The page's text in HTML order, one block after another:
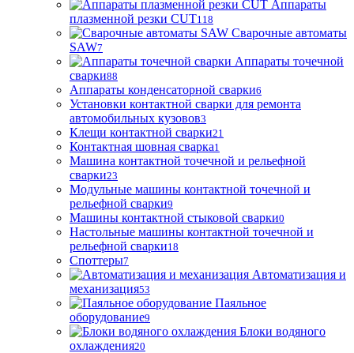
Аппараты
плазменной резки CUT118
Сварочные автоматы
SAW7
Аппараты точечной
сварки88
Аппараты конденсаторной сварки6
Установки контактной сварки для ремонта
автомобильных кузовов3
Клещи контактной сварки21
Контактная шовная сварка1
Машина контактной точечной и рельефной
сварки23
Модульные машины контактной точечной и
рельефной сварки9
Машины контактной стыковой сварки0
Настольные машины контактной точечной и
рельефной сварки18
Споттеры7
Автоматизация и
механизация53
Паяльное
оборудование9
Блоки водяного
охлаждения20